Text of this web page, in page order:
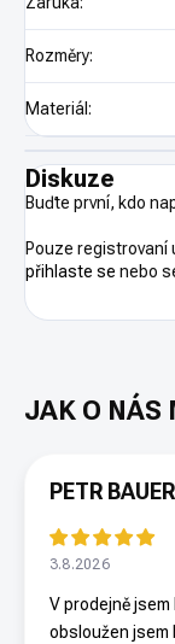
Rozměry:
Materiál:
Diskuze
Buďte první, kdo
Pouze registrovaní
přihlaste se nebo
PETR BAUER
3.8.2026
V prodejně
obsloužen jsem